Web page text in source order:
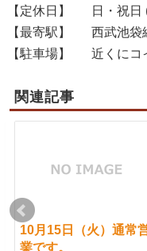
【定休日】
日・祝日
【最寄駅】
西武池袋
【駐車場】
近くにコ
関連記事
10月15日（火）通常
業です。